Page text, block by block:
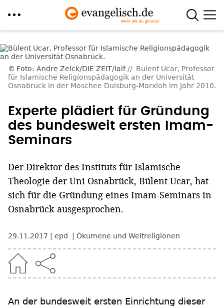
zum
InhaltFoto: Andre Zelck/DIE ZEIT/laif
Bülent Ucar, Professor
für Islamische Religionspädagogik an der Universität
Osnabrück in der Moschee Duisburg-Marxloh im Jahr 2010.
Experte plädiert für Gründung
des bundesweit ersten Imam-
Seminars
Der Direktor des Instituts für Islamische
Theologie der Uni Osnabrück, Bülent Ucar, hat
sich für die Gründung eines Imam-Seminars in
Osnabrück ausgesprochen.
29.11.2017 epd Ökumene und Weltreligionen
An der bundesweit ersten Einrichtung dieser